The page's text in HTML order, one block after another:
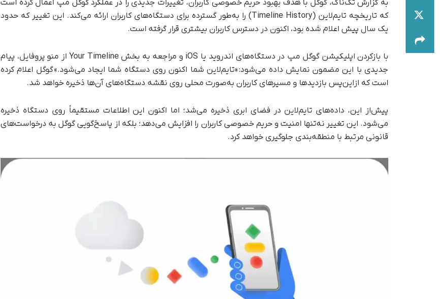
به گزارش تک‌ناک، گوگل با هدف بهبود حریم خصوصی کاربران، تغییرات جدیدی را در عملکرد گوگل مپ اعمال کرده است
که تاریخچه تایم‌لاین (Timeline History) را به‌طور گسترده برای دستگاه‌های کاربران ارائه می‌کند. این تغییر که حدود
یک سال پیش اعلام شده بود، اکنون در دسترس کاربران بیشتری قرار گرفته است.
با بازکردن اپلیکیشن گوگل مپ در دستگاه‌های اندروید یا iOS و مراجعه به بخش Your Timeline از منو پروفایل، پیام
جدیدی با این مضمون نمایش داده می‌شود: «تایم‌لاین شما اکنون روی دستگاه شما ایجاد می‌شود.» گوگل اعلام کرده
است که از‌این‌پس بازدیدها و مسیرهای کاربران به‌صورت محلی روی نقشه دستگاه‌های آن‌ها ذخیره خواهد شد.
پیش‌از این، داده‌های تایم‌لاین در فضای ابری ذخیره می‌شد؛ اما اکنون این اطلاعات مستقیماً روی دستگاه ذخیره
می‌شود. این تغییر نه‌تنها امنیت و حریم خصوصی کاربران را افزایش می‌دهد؛ بلکه از پاسخ‌گویی گوگل به درخواست‌های
قانونی مرتبط با منطقه‌بندی جلوگیری خواهد کرد.